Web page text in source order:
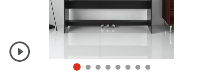
1 2 3 4 5 6 7 8